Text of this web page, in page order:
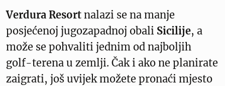
Verdura Resort nalazi se na manje
posjećenoj jugozapadnoj obali Sicilije, a
može se pohvaliti jednim od najboljih
golf-terena u zemlji. Čak i ako ne planirate
zaigrati, još uvijek možete pronaći mjesto